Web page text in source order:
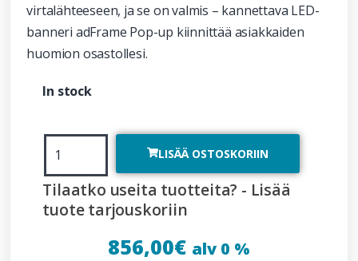
virtalähteeseen, ja se on valmis – kannettava LED-
banneri adFrame Pop-up kiinnittää asiakkaiden
huomion osastollesi.
In stock
LISÄÄ OSTOSKORIIN
Tilaatko useita tuotteita? - Lisää
tuote tarjouskoriin
856,00€ alv 0 %